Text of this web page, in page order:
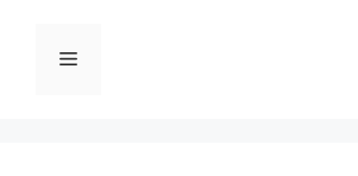
فهرست